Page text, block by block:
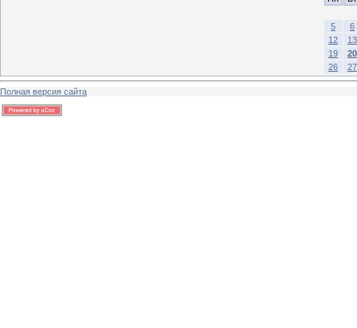
5
6
12
13
19
20
26
27
Полная версия сайта